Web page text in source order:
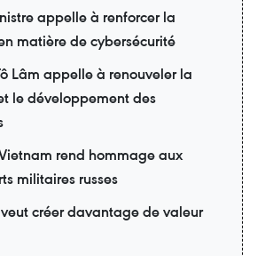
appelle à renforcer la
matière de cybersécurité
Lâm appelle à renouveler la
le développement des
rend hommage aux
militaires russes
créer davantage de valeur